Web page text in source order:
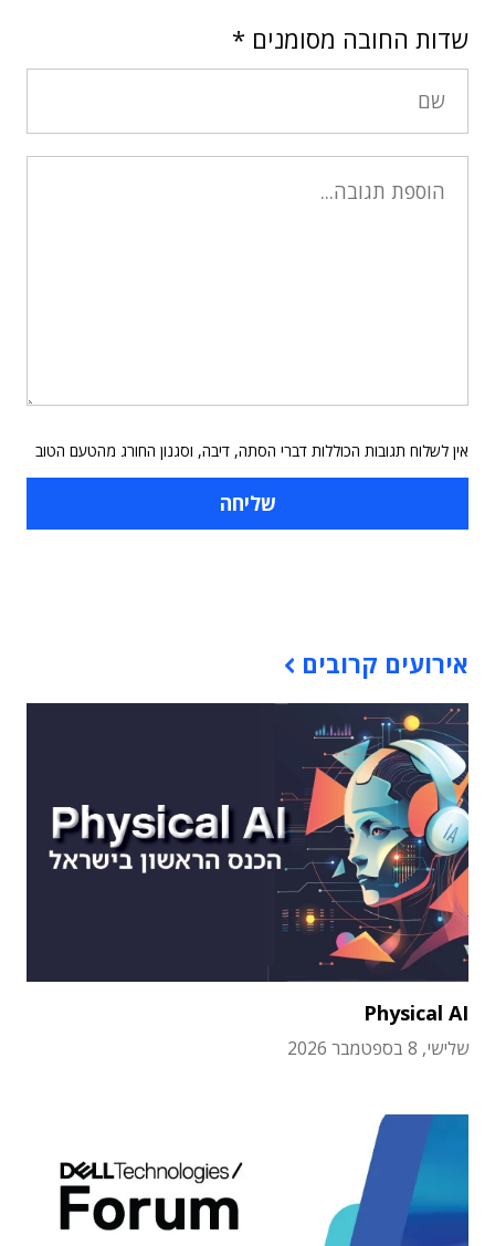
שדות החובה מסומנים *
אין לשלוח תגובות הכוללות דברי הסתה, דיבה, וסגנון החורג מהטעם הטוב
אירועים קרובים
Physical AI
שלישי, 8 בספטמבר 2026